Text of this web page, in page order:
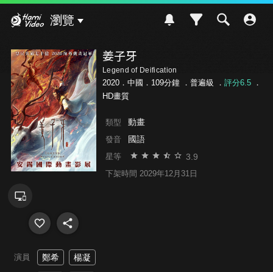
瀏覽
姜子牙
Legend of Deification
2020．中國．109分鐘 ． 普遍級 ． 評分6.5．
HD畫質
類型 動畫
發音 國語
星等 3.9
下架時間 2029年12月31日
演員 鄭希 楊凝